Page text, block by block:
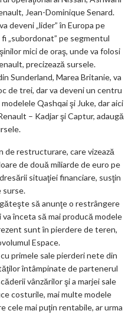
Jean-Dominique Senard.
deveni „lider” în Europa pe
„subordonat” pe segmentul
mici de oraş, unde va folosi
precizează sursele.
Sunderland, Marea Britanie, va
de trei, dar va deveni un centru
Qashqai şi Juke, dar aici
– Kadjar şi Captur, adaugă
de restructurare, care vizează
de două miliarde de euro pe
situaţiei financiare, susţin
surse.
să anunţe o restrângere
înceta să mai producă modele
sunt în pierdere de teren,
Espace.
primele sale pierderi nete din
întâmpinate de partenerul
vânzărilor şi a marjei sale
costurile, mai multe modele
cele mai puţin rentabile, ar urma